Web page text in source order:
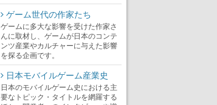
ゲーム世代の作家たち
ゲームに多大な影響を受けた作家さ
んに取材し、ゲームが日本のコンテ
ンツ産業やカルチャーに与えた影響
を探る企画です。
日本モバイルゲーム産業史
日本のモバイルゲーム史における主
要なトピック・タイトルを網羅する